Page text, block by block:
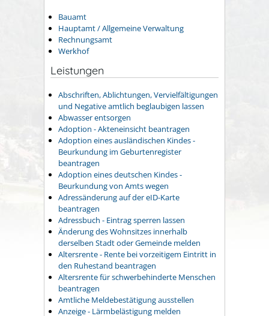
Bauamt
Hauptamt / Allgemeine Verwaltung
Rechnungsamt
Werkhof
Leistungen
Abschriften, Ablichtungen, Vervielfältigungen
und Negative amtlich beglaubigen lassen
Abwasser entsorgen
Adoption - Akteneinsicht beantragen
Adoption eines ausländischen Kindes -
Beurkundung im Geburtenregister
beantragen
Adoption eines deutschen Kindes -
Beurkundung von Amts wegen
Adressänderung auf der eID-Karte
beantragen
Adressbuch - Eintrag sperren lassen
Änderung des Wohnsitzes innerhalb
derselben Stadt oder Gemeinde melden
Altersrente - Rente bei vorzeitigem Eintritt in
den Ruhestand beantragen
Altersrente für schwerbehinderte Menschen
beantragen
Amtliche Meldebestätigung ausstellen
Anzeige - Lärmbelästigung melden